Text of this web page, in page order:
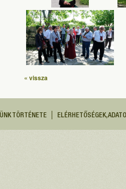
« vissza
TÖRTÉNETE ELÉRHETŐSÉGEK,